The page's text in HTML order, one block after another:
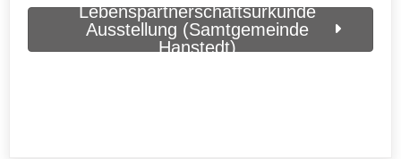
Lebenspartnerschaftsurkunde
Ausstellung (Samtgemeinde
Hanstedt)